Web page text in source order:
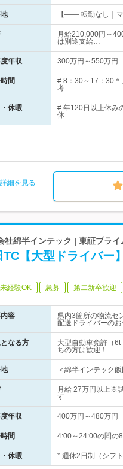
【―― 転勤なし｜
月給210,000円～
は別途支給…
年収 300万円～550万円
間
# 8：30～17：30＊
考…
休暇
# 年120日以上休み
休…
細を見る
社綿半インテック | 東証プラ
TC【大型ドライバー
経験OK 急募 第二新卒歓迎
容
県内3箇所の物流セ
配送ドライバーのお
なる方
大型自動車免許（
ちの方は歓迎！
＜綿半インテック
月給 27万円以上※
す
年収 400万円～480万円
間 4:00～24:00の間の
休暇 * 週休2日制（シフ